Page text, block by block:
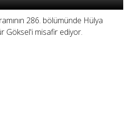
286. bölümünde Hülya
Göksel'i misafir ediyor.